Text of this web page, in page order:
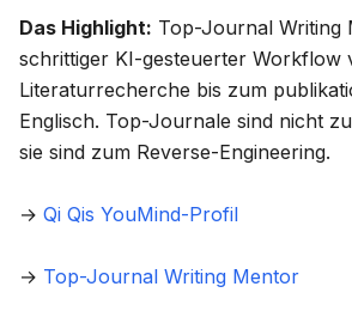
Das Highlight: Top-Journal Writing
schrittiger KI-gesteuerter Workflow
Literaturrecherche bis zum
Englisch. Top-Journale sind nicht
sie sind zum Reverse-Engineering.
→ Qi Qis YouMind-Profil
→ Top-Journal Writing Mentor